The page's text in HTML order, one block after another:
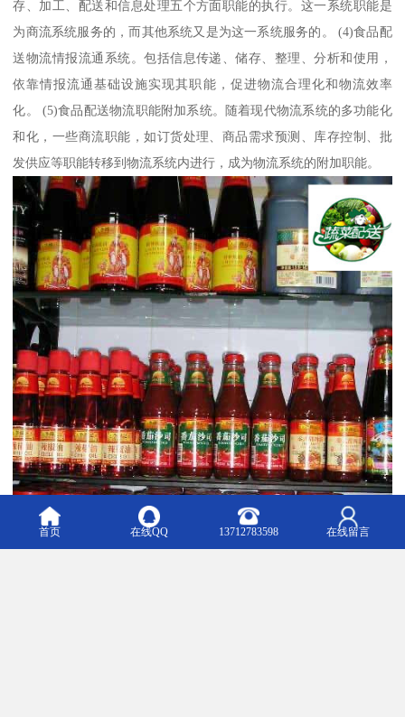
存、加工、配送和信息处理五个方面职能的执行。这一系统职能是
为商流系统服务的，而其他系统又是为这一系统服务的。 (4)食品配
送物流情报流通系统。包括信息传递、储存、整理、分析和使用，
依靠情报流通基础设施实现其职能，促进物流合理化和物流效率
化。 (5)食品配送物流职能附加系统。随着现代物流系统的多功能化
和化，一些商流职能，如订货处理、商品需求预测、库存控制、批
发供应等职能转移到物流系统内进行，成为物流系统的附加职能。
首页 在线QQ 13712783598 在线留言